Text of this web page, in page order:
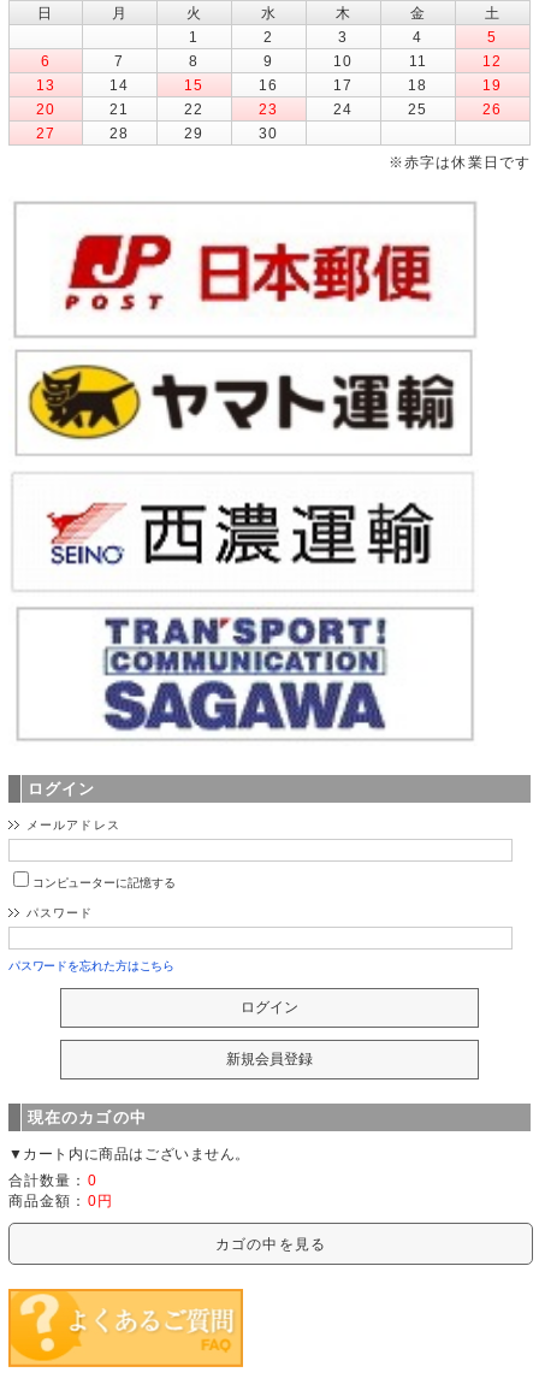
日
月 火 水 木 金
土
1
2 3 4
5
6
7 8 9 10 11
12
13
14 15 16 17 18
19
20
21 22 23 24 25
26
27
28 29
30
※赤字は休業日です
ログイン
メールアドレス
コンピューターに記憶する
パスワード
パスワードを忘れた方はこちら
現在のカゴの中
▼カート内に商品はございません。
合計数量： 0
商品金額： 0円
カゴの中を見る